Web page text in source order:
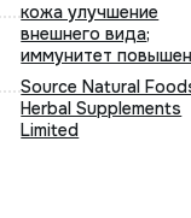
кожа улучшение
внешнего вида;
иммунитет
Source Natural
Herbal Supplements
Limited